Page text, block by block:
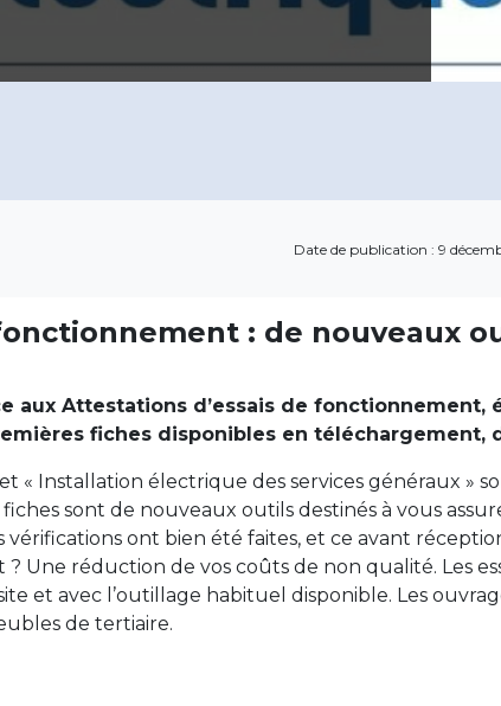
: de nouveaux
aux Attestations d’essais de fonctionnement,
fiches disponibles en
« Installation électrique des services généraux »
fiches sont de nouveaux outils destinés à vous
ont bien été faites, et ce avant
Une réduction de vos coûts de non qualité. Les
et avec l’outillage habituel disponible. Les
de tertiaire.
Date de publication : 9